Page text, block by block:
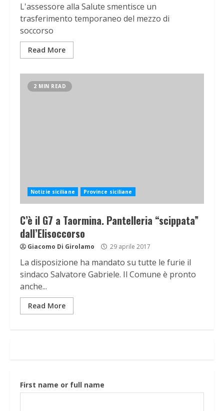
L'assessore alla Salute smentisce un
trasferimento temporaneo del mezzo di
soccorso
Read More
2 MIN READ
Notizie siciliane Province siciliane
C’è il G7 a Taormina. Pantelleria “scippata”
dall’Elisoccorso
Giacomo Di Girolamo 29 aprile 2017
La disposizione ha mandato su tutte le furie il
sindaco Salvatore Gabriele. Il Comune è pronto
anche...
Read More
First name or full name